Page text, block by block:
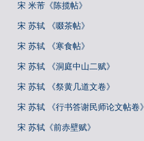
宋 米芾《陈揽帖》
宋 苏轼 《啜茶帖》
宋 苏轼 《寒食帖》
宋 苏轼 《洞庭中山二赋》
宋 苏轼 《祭黄几道文卷》
宋 苏轼 《行书答谢民师论文帖卷》
宋 苏轼《前赤壁赋》